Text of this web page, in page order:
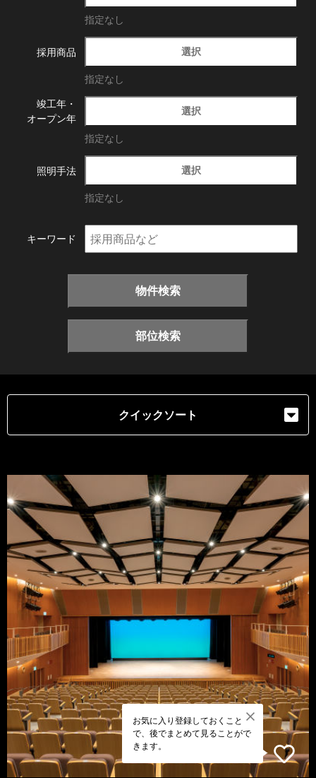
指定なし
採用商品 選択
指定なし
竣工年・
オープン年
選択
指定なし
照明手法 選択
指定なし
キーワード
物件検索
部位検索
クイックソート
お気に入り登録しておくこと
で、後でまとめて見ることがで
きます。